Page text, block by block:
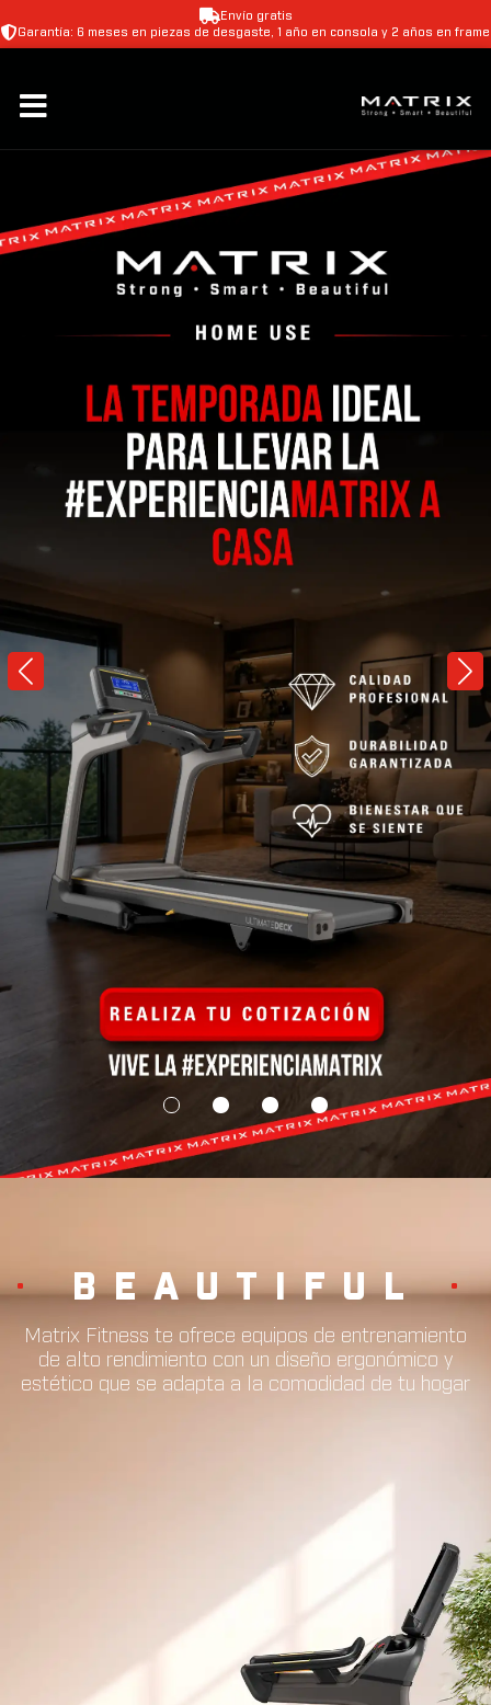
Envío gratis
Garantía: 6 meses en piezas de desgaste, 1 año en consola y 2 años en frame
•STRONG•
Matrix Fitness te ofrece equipos de entrenamiento
de alto rendimiento con un diseño ergonómico y
estético que se adapta a la comodidad de tu hogar